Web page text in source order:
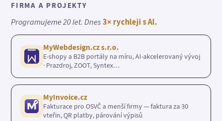
FIRMA A PROJEKTY
Programujeme 20 let. Dnes3× rychleji s AI.
MyWebdesign.cz s.r.o.
E-shopy a B2B portály na míru, AI-akcelerovaný vývoj
· Prazdroj, ZOOT, Syntex…
MyInvoice.cz
Fakturace pro OSVČ a menší firmy — faktura za 30
vteřin, QR platby, párování výpisů